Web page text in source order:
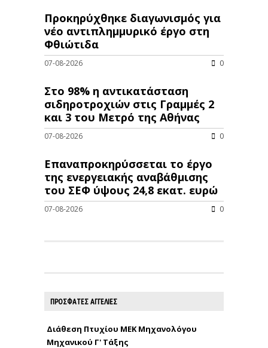
Προκηρύχθηκε διαγωνισμός για
νέo αντιπλημμυρικό έργο στη
Φθιώτιδα
07-08-2026 0
Στο 98% η αντικατάσταση
σιδηροτροχιών στις Γραμμές 2
και 3 του Μετρό της Αθήνας
07-08-2026 0
Επαναπροκηρύσσεται το έργο
της ενεργειακής αναβάθμισης
του ΣΕΦ ύψους 24,8 εκατ. ευρώ
07-08-2026 0
ΠΡΟΣΦΑΤΕΣ ΑΓΓΕΛΙΕΣ
Διάθεση Πτυχίου ΜΕΚ Μηχανολόγου
Μηχανικού Γ' Τάξης